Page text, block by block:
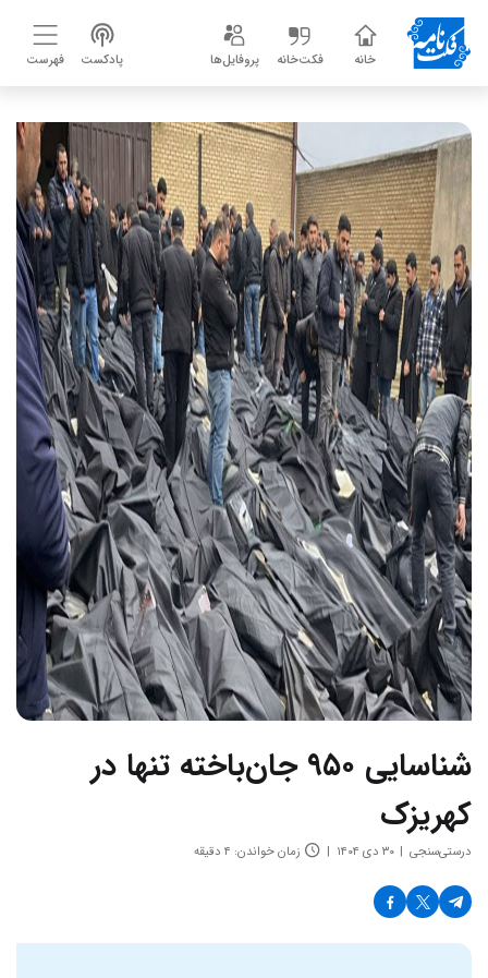
خانه فکت‌خانه پروفایل‌ها پادکست فهرست
شناسایی ۹۵۰ جان‌باخته تنها در
کهریزک
درستی‌سنجی ۳۰ دی ۱۴۰۴ زمان خواندن: ۴ دقیقه